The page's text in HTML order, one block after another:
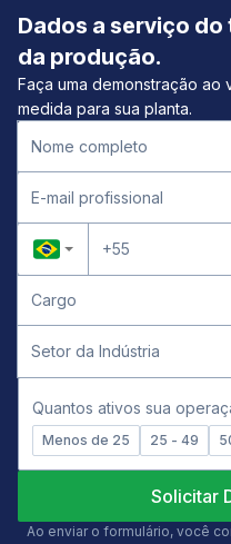
Dados a serviço do
da produção.
Faça uma demonstração
medida para sua planta.
Quantos ativos sua
Menos de 25 25 - 49
Solicitar
Ao enviar o formulário, você